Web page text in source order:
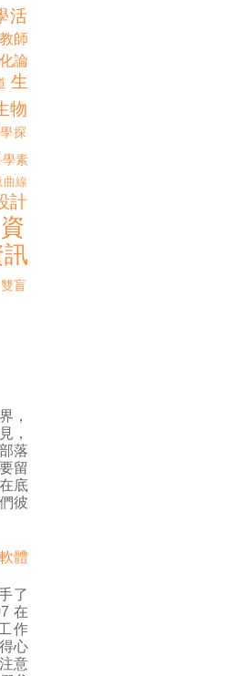
活
教師
論
生
物
探
學素
曲線
計
資
訊
雙盲
，
，
落
留
底
彼
體
了
在
作
心
意